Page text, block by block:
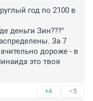
год по 2100 в
деньги Зин???"
За 7
дороже - в
это твоя
+4 –5